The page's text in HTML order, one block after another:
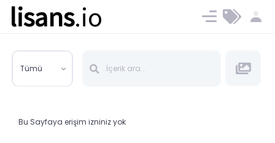
lisans.io Ücret ve Planlar
Tümü
Bu Sayfaya erişim izniniz yok